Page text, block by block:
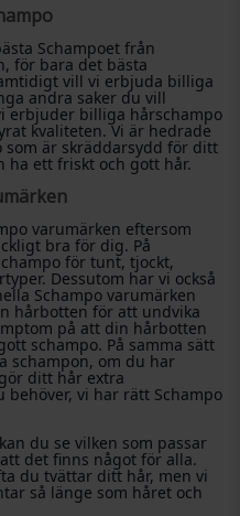
Schampoet från
för bara det bästa
vill vi erbjuda billiga
andra saker du vill
erbjuder billiga hårschampo
kvaliteten. Vi är hedrade
som är skräddarsydd för ditt
ha ett friskt och gott hår.
varumärken eftersom
bra för dig. På
för tunt, tjockt,
Dessutom har vi också
Schampo varumärken
hårbotten för att undvika
på att din hårbotten
schampo. På samma sätt
schampon, om du har
ditt hår extra
behöver, vi har rätt Schampo
du se vilken som passar
det finns något för alla.
du tvättar ditt hår, men vi
så länge som håret och